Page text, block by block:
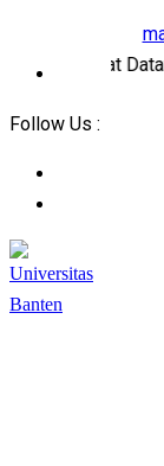
Selamat
Follow Us :